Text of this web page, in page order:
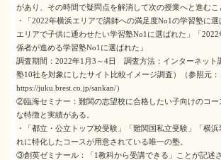
があり、その時間で疑問点を解消して次の授業へと進むこ
・「2022年横浜エリアで講師への満足度No1の学習塾に
エリアで子供に通わせたい学習塾No1に選ばれた」「
係者が進める学習塾No1に選ばれた」
調査期間：2022年1月3～4日 調査方法：インターネット
塾10社を対象にしたサイト比較イメージ調査）（参照元：
https://juku.brest.co.jp/sankan/）
②臨海セミナー：難関の志望校に合格したい子向けのコー
な特徴と実績がある。
・「都立・公立トップ校受験」「難関国私立受験」「横
れに特化したコースが用意されている唯一の塾。
③創英ゼミナール：「1教科から受講できる」ことが記述